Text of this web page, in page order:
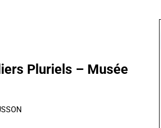
Pluriels – Musée